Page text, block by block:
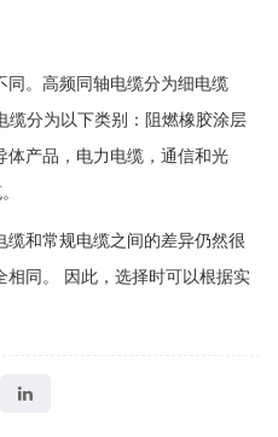
。高频同轴电缆分为细电缆
分为以下类别：阻燃橡胶涂层
体产品，电力电缆，通信和光
和常规电缆之间的差异仍然很
同。 因此，选择时可以根据实